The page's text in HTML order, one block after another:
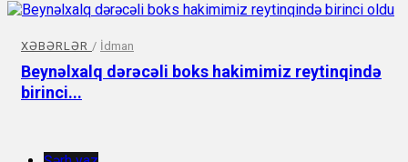
XƏBƏRLƏR / İdman
Beynəlxalq dərəcəli boks hakimimiz reytinqində
birinci...